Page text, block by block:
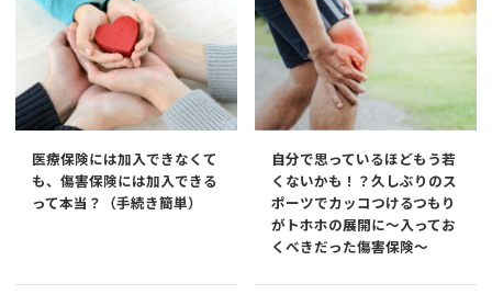
医療保険には加入できなくて
も、傷害保険には加入できる
って本当？（手続き簡単）
自分で思っているほどもう若
くないかも！？久しぶりのス
ポーツでカッコつけるつもり
がトホホの展開に～入ってお
くべきだった傷害保険～